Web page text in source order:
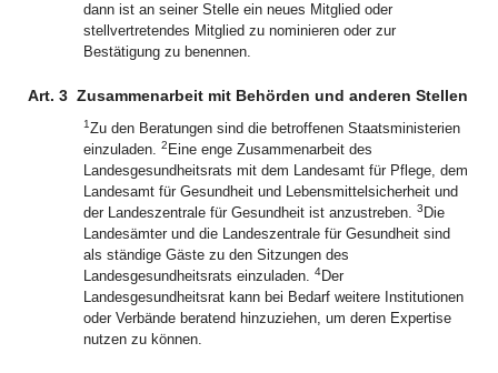
dann ist an seiner Stelle ein neues Mitglied oder
stellvertretendes Mitglied zu nominieren oder zur
Bestätigung zu benennen.
Art. 3 Zusammenarbeit mit Behörden und anderen Stellen
1Zu den Beratungen sind die betroffenen Staatsministerien
einzuladen. 2 Eine enge Zusammenarbeit des
Landesgesundheitsrats mit dem Landesamt für Pflege, dem
Landesamt für Gesundheit und Lebensmittelsicherheit und
der Landeszentrale für Gesundheit ist anzustreben. 3 Die
Landesämter und die Landeszentrale für Gesundheit sind
als ständige Gäste zu den Sitzungen des
Landesgesundheitsrats einzuladen. 4Der
Landesgesundheitsrat kann bei Bedarf weitere Institutionen
oder Verbände beratend hinzuziehen, um deren Expertise
nutzen zu können.